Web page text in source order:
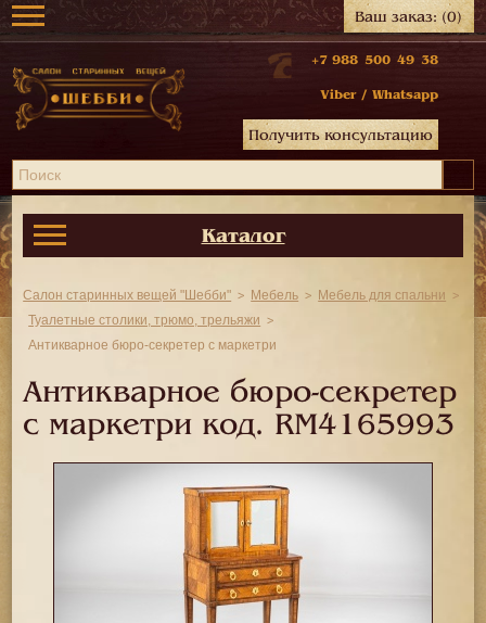
Ваш заказ:(0)
+7 988 500 49 38
Viber / Whatsapp
Получить консультацию
Каталог
Салон старинных вещей "Шебби" Мебель
Мебель для спальни
Туалетные столики, трюмо, трельяжи
Антикварное бюро-секретер с маркетри
Антикварное бюро-секретер
с маркетри код. RM4165993